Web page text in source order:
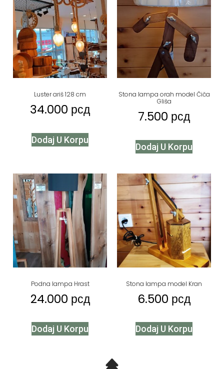
Luster ariš 128 cm
34.000 рсд
Dodaj U Korpu
Stona lampa orah model Čiča
Gliša
7.500 рсд
Dodaj U Korpu
Podna lampa Hrast
24.000 рсд
Dodaj U Korpu
Stona lampa model Kran
6.500 рсд
Dodaj U Korpu